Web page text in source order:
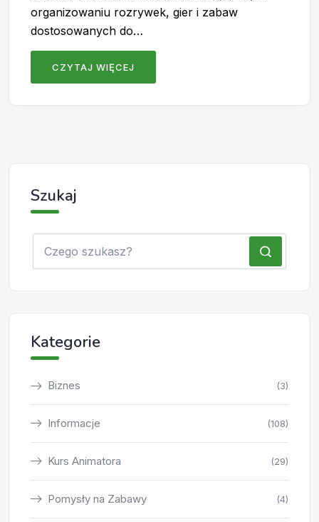
organizowaniu rozrywek, gier i zabaw
dostosowanych do…
CZYTAJ WIĘCEJ
Szukaj
Kategorie
Biznes (3)
Informacje (108)
Kurs Animatora (29)
Pomysły na Zabawy (4)